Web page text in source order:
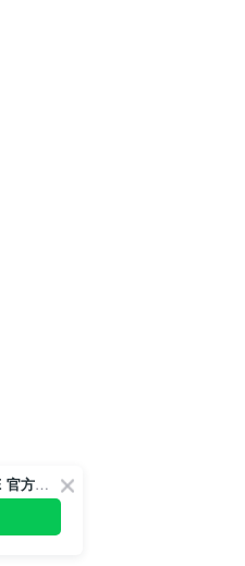
歡迎訂閱我們的LINE 官方帳號